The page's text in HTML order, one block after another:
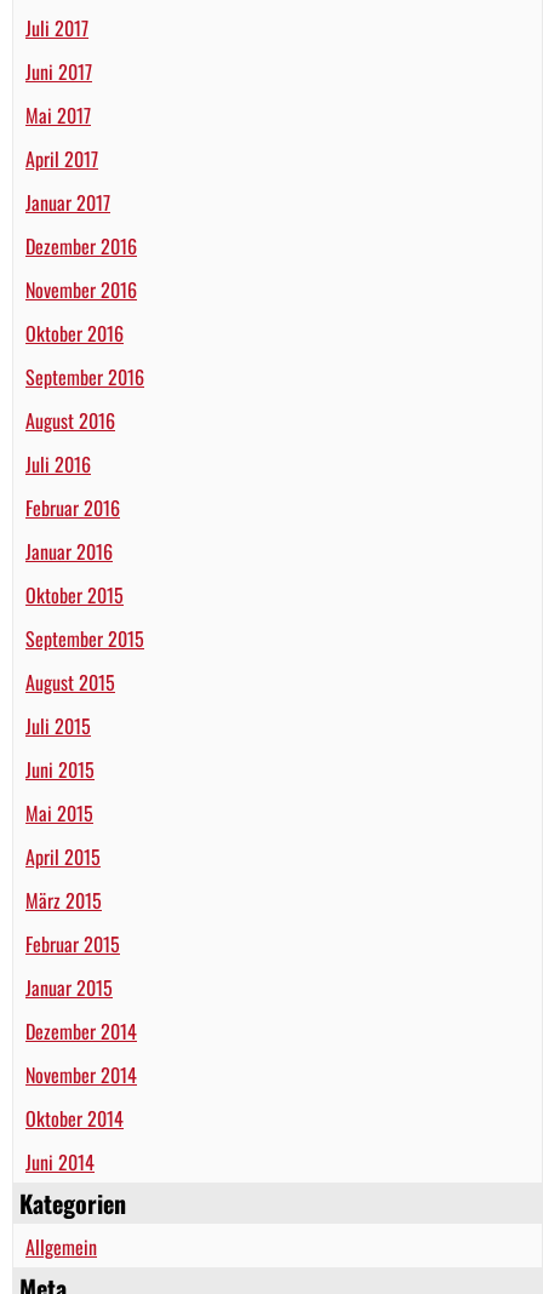
Juli 2017
Juni 2017
Mai 2017
April 2017
Januar 2017
Dezember 2016
November 2016
Oktober 2016
September 2016
August 2016
Juli 2016
Februar 2016
Januar 2016
Oktober 2015
September 2015
August 2015
Juli 2015
Juni 2015
Mai 2015
April 2015
März 2015
Februar 2015
Januar 2015
Dezember 2014
November 2014
Oktober 2014
Juni 2014
Kategorien
Allgemein